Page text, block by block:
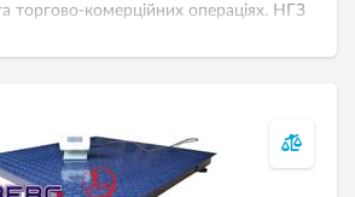
торгово-комерційних операціях. НГЗ